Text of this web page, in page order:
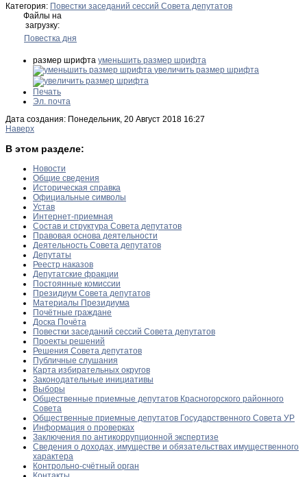
Категория: Повестки заседаний сессий Совета депутатов
Файлы на
загрузку:
Повестка дня
размер шрифта уменьшить размер шрифта
увеличить размер шрифта
Печать
Эл. почта
Дата создания: Понедельник, 20 Август 2018 16:27
Наверх
В этом разделе:
Новости
Общие сведения
Историческая справка
Официальные символы
Устав
Интернет-приемная
Состав и структура Совета депутатов
Правовая основа деятельности
Деятельность Совета депутатов
Депутаты
Реестр наказов
Депутатские фракции
Постоянные комиссии
Президиум Совета депутатов
Материалы Президиума
Почётные граждане
Доска Почёта
Повестки заседаний сессий Совета депутатов
Проекты решений
Решения Совета депутатов
Публичные слушания
Карта избирательных округов
Законодательные инициативы
Выборы
Общественные приемные депутатов Красногорского районного
Совета
Общественные приемные депутатов Государственного Совета УР
Информация о проверках
Заключения по антикоррупционной экспертизе
Сведения о доходах, имуществе и обязательствах имущественного
характера
Контрольно-счётный орган